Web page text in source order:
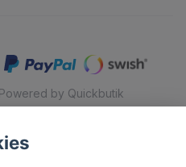
Powered by Quickbutik